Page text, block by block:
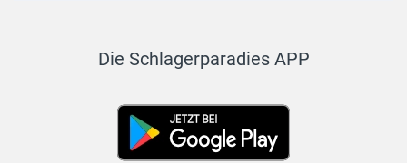
Die Schlagerparadies APP